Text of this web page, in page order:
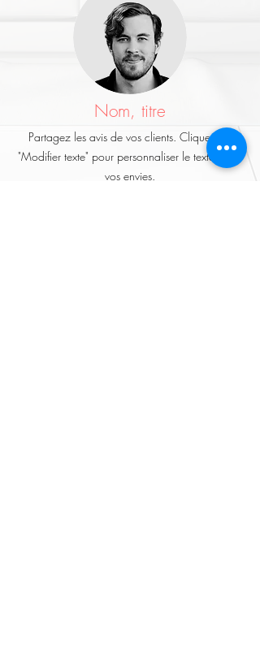
Nom, titre
Partagez les avis de vos clients. Cliquez sur
"Modifier texte" pour personnaliser le texte selon
vos envies.